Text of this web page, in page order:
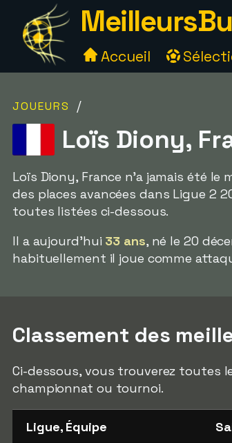
Accueil
JOUEURS /
Loïs Diony,
Loïs Diony, France n'a jamais été
des places avancées dans Ligue 2
toutes listées ci-dessous.
Il a aujourd'hui 33 ans, né le 20
habituellement il joue comme
Classement des
Ci-dessous, vous trouverez toutes
championnat ou tournoi.
Ligue, Équipe